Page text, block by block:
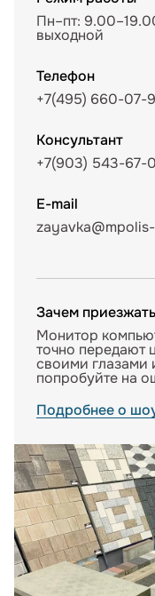
Пн–пт:
выходной
Телефон
+7(495) 660-07-
Консультант
+7(903) 543-67-
E-mail
Зачем
Монитор
точно передают
своими глазами
попробуйте на
Подробнее о